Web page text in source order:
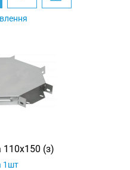
110х150 (з)
1шт